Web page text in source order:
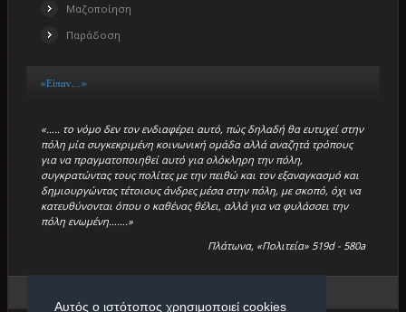
Μαζοποίηση
Παράδοση
«Είπαν…..»
«….. το νόμο δεν τον ενδιαφέρει αυτό, πώς δηλαδή θα ευτυχεί στην
πόλη μία συγκεκριμένη κοινωνική ομάδα αλλά αναζητά τρόπους
για να πραγματοποιηθεί αυτό για ολόκληρη την πόλη,
συγκρατώντας τους πολίτες με την πειθώ και τον εξαναγκασμό και
δημιουργώντας τέτοιους άνδρες μέσα στην πόλη, με σκοπό, όχι να
κατευθύνονται όπου ο καθένας θέλει, αλλά για να φυλάσσει την
πόλη ενωμένη…….»
Πλάτωνα, «Πολιτεία» 519d - 580a
Αυτός ο ιστότοπος χρησιμοποιεί cookies